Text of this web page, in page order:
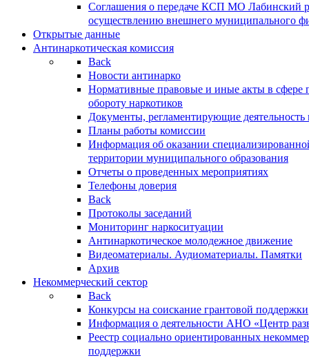
Соглашения о передаче КСП МО Лабинский
осуществлению внешнего муниципального
Открытые данные
Антинаркотическая комиссия
Back
Новости антинарко
Нормативные правовые и иные акты в сфере
обороту наркотиков
Документы, регламентирующие деятельность
Планы работы комиссии
Информация об оказании
территории муниципального образования
Отчеты о проведенных мероприятиях
Телефоны доверия
Back
Протоколы заседаний
Мониторинг наркоситуации
Антинаркотическое молодежное движение
Видеоматериалы. Аудиоматериалы. Памятки
Архив
Некоммерческий сектор
Back
Конкурсы на соискание грантовой поддержки
Информация о деятельности АНО «Центр
Реестр социально ориентированных
поддержки